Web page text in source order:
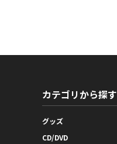
カテゴリから探す
グッズ
CD/DVD